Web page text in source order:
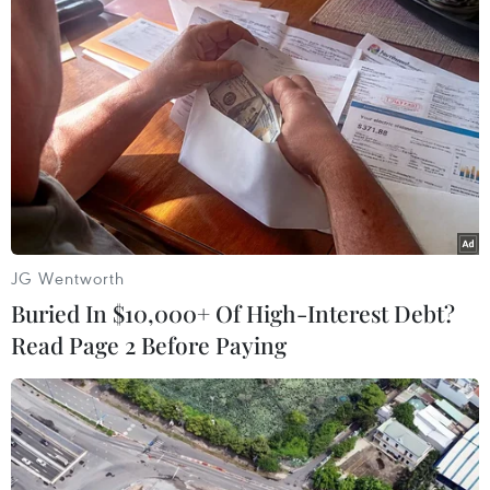
Bà Nguyễn Thị Tám, Phó Chủ tịch Ủy ban Nhân
dân huyện Đông Anh cho biết Lễ hội Cổ Loa và
lễ hội đền Sái luôn giữ gìn nét văn hóa truyền
thống để nhân dân được hưởng thụ các giá trị
văn hóa dân tộc, cộng đồng dân cư được tham
gia các hoạt động lễ hội, thể hiện sinh động các
nghi lễ truyền thống dân gian.
JG Wentworth
Buried In $10,000+ Of High-Interest Debt?
Read Page 2 Before Paying